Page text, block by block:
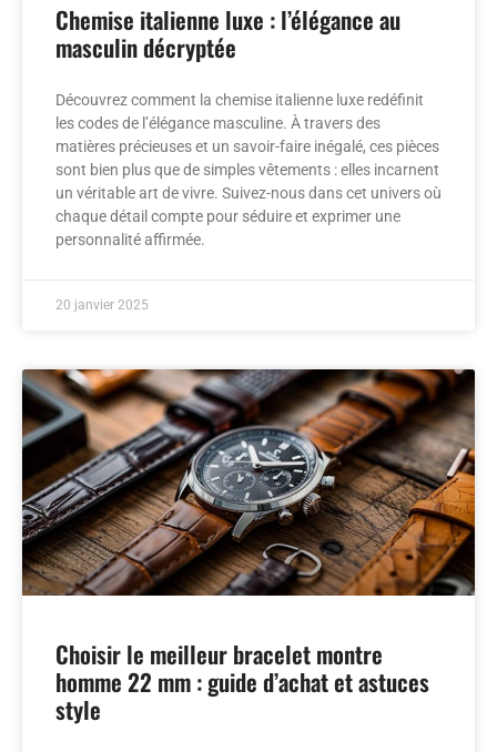
Chemise italienne luxe : l’élégance au
masculin décryptée
Découvrez comment la chemise italienne luxe redéfinit
les codes de l’élégance masculine. À travers des
matières précieuses et un savoir-faire inégalé, ces pièces
sont bien plus que de simples vêtements : elles incarnent
un véritable art de vivre. Suivez-nous dans cet univers où
chaque détail compte pour séduire et exprimer une
personnalité affirmée.
20 janvier 2025
Choisir le meilleur bracelet montre
homme 22 mm : guide d’achat et astuces
style